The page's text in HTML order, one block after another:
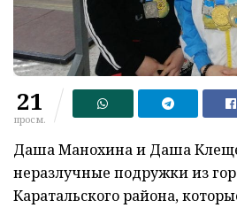
21
просм.
Даша Манохина и Даша
неразлучные подружки из
Каратальского района,